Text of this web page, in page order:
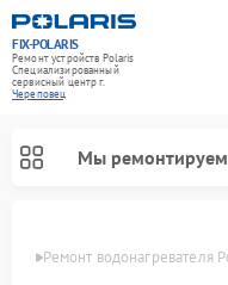
FIX-POLARIS
Ремонт устройств Polaris
Специализированный
cервисный центр г.
Череповец
Мы ремонтируем
Ремонт водонагревателя